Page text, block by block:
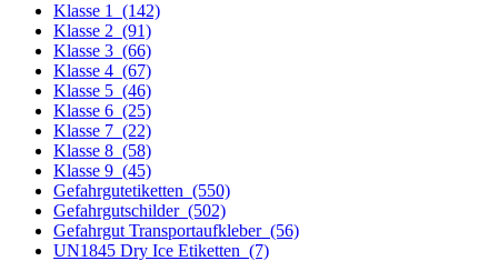
Klasse 1
(142)
Klasse 2 (91)
Klasse 3 (66)
Klasse 4 (67)
Klasse 5 (46)
Klasse 6 (25)
Klasse 7 (22)
Klasse 8 (58)
Klasse 9 (45)
Gefahrgutetiketten (550)
Gefahrgutschilder (502)
Gefahrgut Transportaufkleber (56)
UN1845 Dry Ice Etiketten (7)